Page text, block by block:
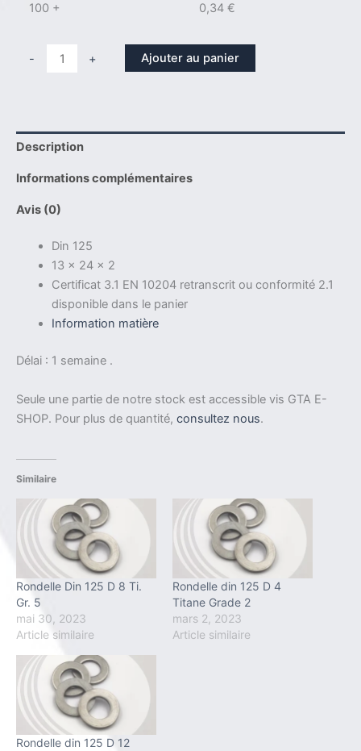
100 + 0,34 €
-
125
D
45N
1.4462
DUPLEX
+ Ajouter au panier
Description
Informations complémentaires
Avis (0)
Din 125
13 x 24 x 2
Certificat 3.1 EN 10204 retranscrit ou conformité 2.1
disponible dans le panier
Information matière
Délai : 1 semaine .
Seule une partie de notre stock est accessible vis GTA E-
SHOP. Pour plus de quantité, consultez nous.
Similaire
Rondelle Din 125 D 8 Ti.
Gr. 5
mai 30, 2023
Article similaire
Rondelle din 125 D 4
Titane Grade 2
mars 2, 2023
Article similaire
Rondelle din 125 D 12